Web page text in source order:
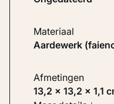
Materiaal
Aardewerk
Afmetingen
13,2 × 13,2 × 1,1